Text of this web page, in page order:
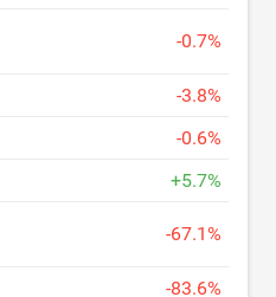
-0.7%
-3.8%
-0.6%
+5.7%
-67.1%
-83.6%